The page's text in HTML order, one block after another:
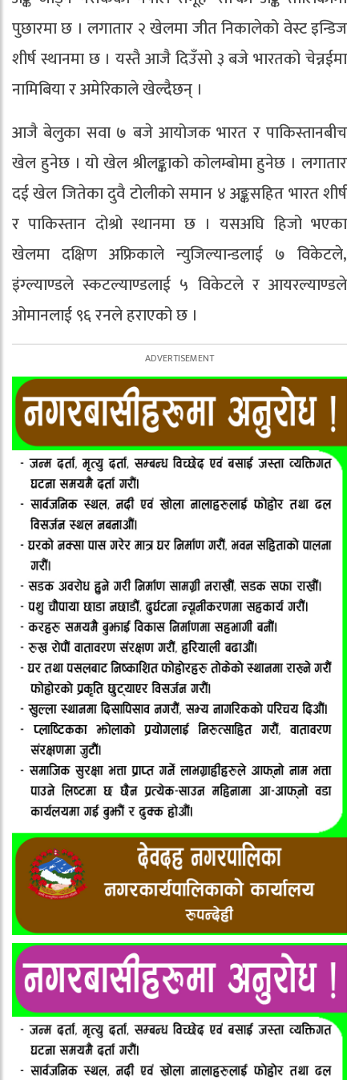
पुछारमा छ । लगातार २ खेलमा जीत निकालेको वेस्ट इन्डिज
शीर्ष स्थानमा छ । यस्तै आजै दिउँसो ३ बजे भारतको चेन्नईमा
नामिबिया र अमेरिकाले खेल्दैछन् ।
आजै बेलुका सवा ७ बजे आयोजक भारत र पाकिस्तानबीच
खेल हुनेछ । यो खेल श्रीलङ्काको कोलम्बोमा हुनेछ । लगातार
दई खेल जितेका दुवै टोलीको समान ४ अङ्कसहित भारत शीर्ष
र पाकिस्तान दोश्रो स्थानमा छ । यसअघि हिजो भएका
खेलमा दक्षिण अफ्रिकाले न्युजिल्यान्डलाई ७ विकेटले,
इंग्ल्याण्डले स्कटल्याण्डलाई ५ विकेटले र आयरल्याण्डले
ओमानलाई ९६ रनले हराएको छ ।